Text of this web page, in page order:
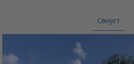
Свијет